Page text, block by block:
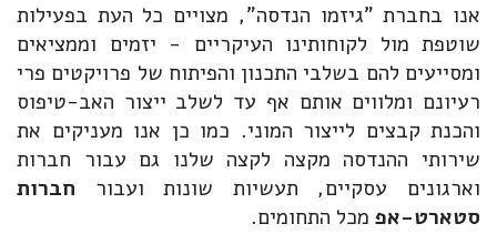
אנו בחברת "גיזמו הנדסה", מצויים כל העת בפעילות
שוטפת מול לקוחותינו העיקריים - יזמים וממציאים
ומסייעים להם בשלבי התכנון והפיתוח של פרויקטים פרי
רעיונם ומלווים אותם אף עד לשלב ייצור האב-טיפוס
והכנת קבצים לייצור המוני. כמו כן אנו מעניקים את
שירותי ההנדסה מקצה לקצה שלנו גם עבור חברות
וארגונים עסקיים, תעשיות שונות ועבור חברות
סטארט-אפ מכל התחומים.